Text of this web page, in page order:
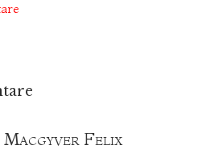
Macgyver Felix